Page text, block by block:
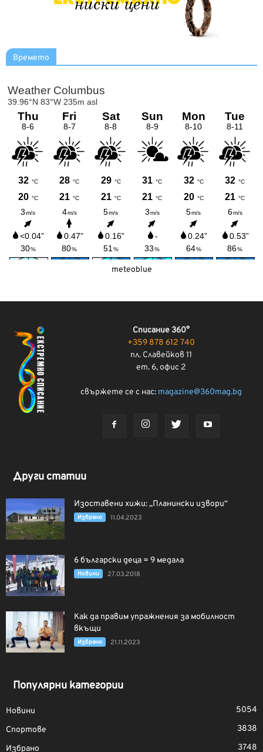
Времето
meteoblue
Списание 360°
+359 878 612 740
пл. Славейков 11
ет. 6, офис 2
свържете се с нас: magazine@360mag.bg
Други статии
Изоставени хижи: „Планински извори“
Избрано 11.04.2023
6 български деца = 9 медала
Новини 27.03.2018
Как да правим упражнения за мобилност
вкъщи
Избрано 21.11.2023
Популярни категории
Новини
5054
Спортове
3838
Избрано
3748